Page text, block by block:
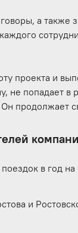
а также
проекта и
не попадает
Он продолжает
в год
и